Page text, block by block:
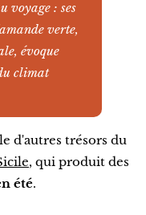
voyage : ses
verte,
évoque
climat
d'autres trésors du
, qui produit des
été.